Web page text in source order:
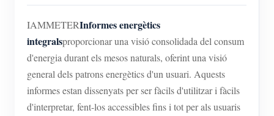
IAMMETERInformes energètics
integralsproporcionar una visió consolidada del consum
d'energia durant els mesos naturals, oferint una visió
general dels patrons energètics d'un usuari. Aquests
informes estan dissenyats per ser fàcils d'utilitzar i fàcils
d'interpretar, fent-los accessibles fins i tot per als usuaris